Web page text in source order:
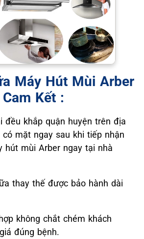
Máy Hút Mùi Arber
Kết :
đều khắp quận huyện trên địa
mặt ngay sau khi tiếp nhận
hút mùi Arber ngay tại nhà
thay thế được bảo hành dài
không chắt chém khách
đúng bệnh.